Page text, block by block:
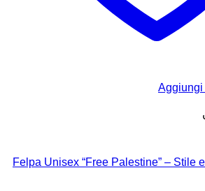
Aggiungi
Felpa Unisex “Free Palestine” – Stile